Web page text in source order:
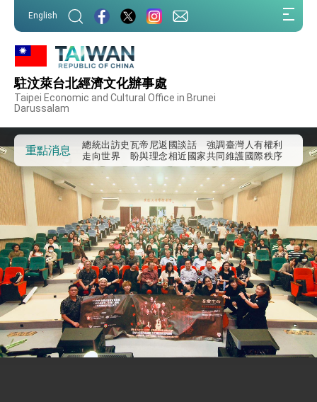
English
駐汶萊台北經濟文化辦事處
Taipei Economic and Cultural Office in Brunei
Darussalam
重點消息
我國政府將在美國亞利桑納州設立「駐鳳凰城辦
事處」，進一步深化台美交流合作
第一屆亞太在宅醫療大會開幕 總統盼分享臺灣
經驗為亞太醫療照護發展開創新里程碑
及「台灣智慧醫療與健康產業展」預告短片，向
世界展現台灣守護全球健康的創新能量
總統出訪史瓦帝尼返國談話 強調臺灣人有權利
走向世界 盼與理念相近國家共同維護國際秩序
堅定走向世界 賴總統抵達史瓦帝尼王國進行國是
訪問
總統與五院院長新春茶敘 盼化分歧為團結、為
國家邁出合作第一步
總統農曆春節談話
台美貿易協議完成簽署達成6大目標、創5大歷史
性突破 總統強調將以3大面向加速臺灣經濟轉型
升級 籲請立院全力支持並盡速通過
臺美簽署「對等貿易協定」確立對等關稅15%且不
疊加 我輸美2072項產品豁免對等關稅
總統接受「法新社」（AFP）專訪內容
外交部長林佳龍於《外交事務》撰文指出：自由
世界 需要台灣，團結合作方能守護繁榮